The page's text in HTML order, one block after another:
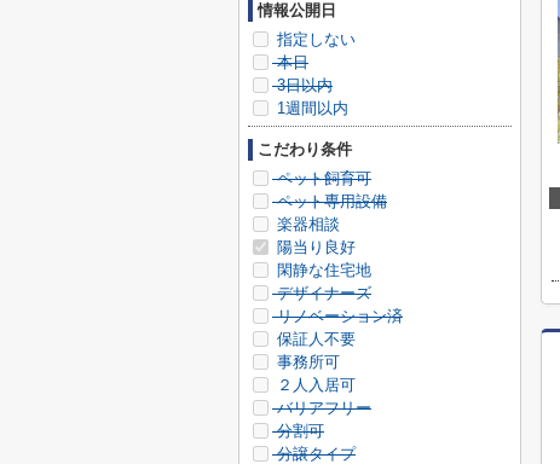
情報公開日
指定しない
本日
3日以内
1週間以内
こだわり条件
ペット飼育可
ペット専用設備
楽器相談
陽当り良好
閑静な住宅地
デザイナーズ
リノベーション済
保証人不要
事務所可
２人入居可
バリアフリー
分割可
分譲タイプ